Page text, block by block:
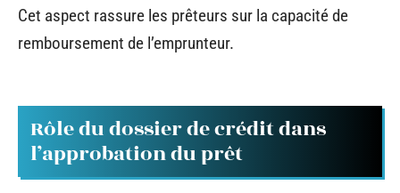
Cet aspect rassure les prêteurs sur la capacité de
remboursement de l’emprunteur.
Rôle du dossier de crédit dans
l’approbation du prêt